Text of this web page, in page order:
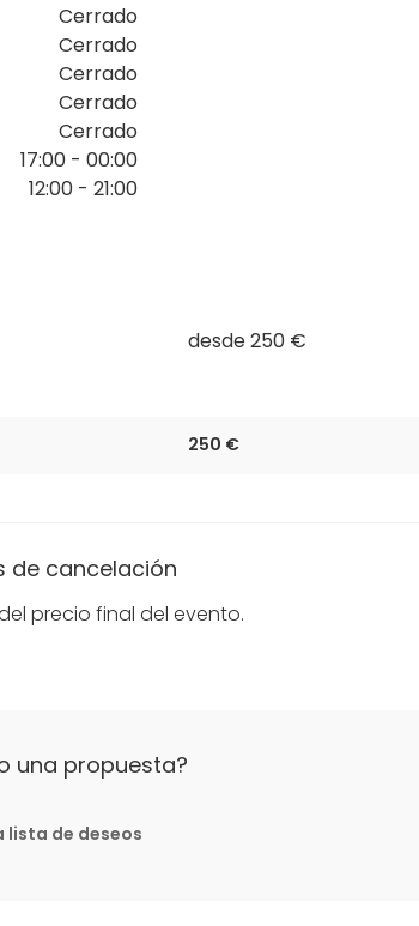
Cerrado
Cerrado
Cerrado
Cerrado
Cerrado
17:00 - 00:00
12:00 - 21:00
desde 250 €
250 €
de cancelación
precio final del evento.
una propuesta?
lista de deseos